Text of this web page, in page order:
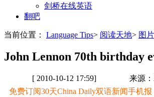
剑桥在线英语
翻吧
当前位置： Language Tips> 阅读天地> 图
John Lennon 70th birthday
[ 2010-10-12 17:59] 来源：
免费订阅30天China Daily双语新闻手机